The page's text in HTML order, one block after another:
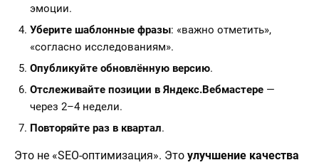
эмоции.
Уберите шаблонные фразы: «важно отметить»,
«согласно исследованиям».
Опубликуйте обновлённую версию.
Отслеживайте позиции в Яндекс.Вебмастере —
через 2–4 недели.
Повторяйте раз в квартал.
Это не «SEO-оптимизация». Это улучшение качества